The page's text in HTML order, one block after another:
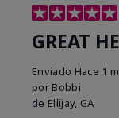
GREAT
Enviado Hace 1
por Bobbi
de Ellijay, GA